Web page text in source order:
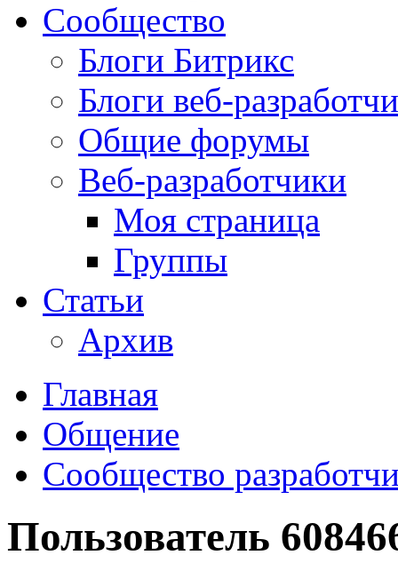
Сообщество
Блоги Битрикс
Блоги веб-
Общие форумы
Веб-разработчики
Моя страница
Группы
Статьи
Архив
Главная
Общение
Сообщество
Пользователь